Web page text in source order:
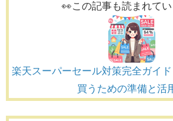
👀この記事も読まれて
楽天スーパーセール対策完全ガイ
買うための準備と活